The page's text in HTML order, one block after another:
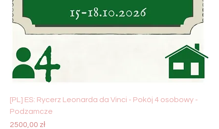
[PL] ES: Rycerz Leonarda da Vinci - Pokój 4 osobowy -
Podzamcze
Cena
2500,00 zł